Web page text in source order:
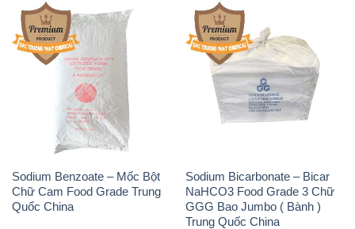
Sodium Benzoate – Mốc Bột
Chữ Cam Food Grade Trung
Quốc China
Sodium Bicarbonate – Bicar
NaHCO3 Food Grade 3 Chữ
GGG Bao Jumbo ( Bành )
Trung Quốc China